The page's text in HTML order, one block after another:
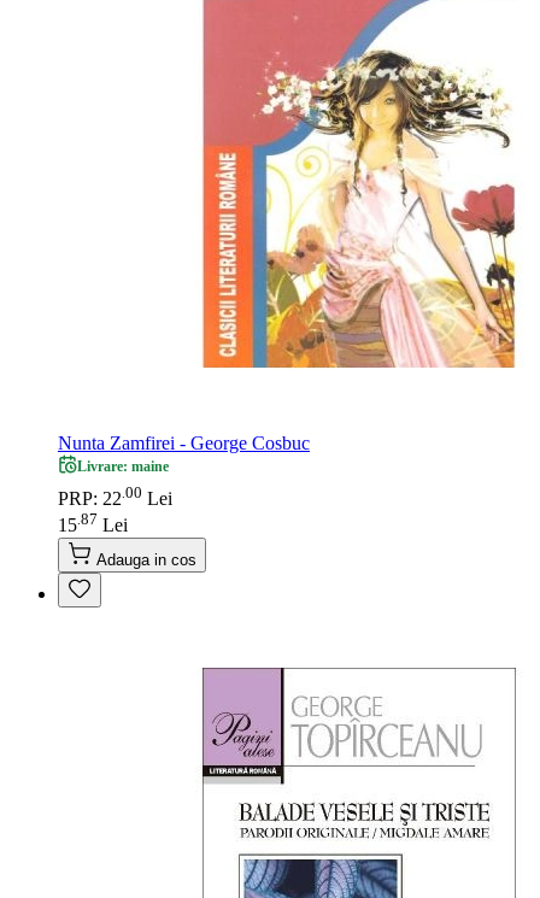
Nunta Zamfirei - George Cosbuc
Livrare: maine
PRP: 22 00 Lei
15 87 Lei
Adauga in cos